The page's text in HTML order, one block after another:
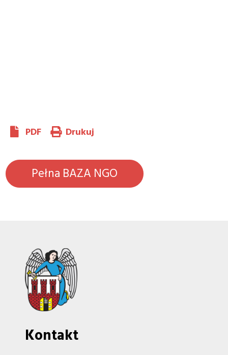
PDF Drukuj
Pełna BAZA NGO
Kontakt